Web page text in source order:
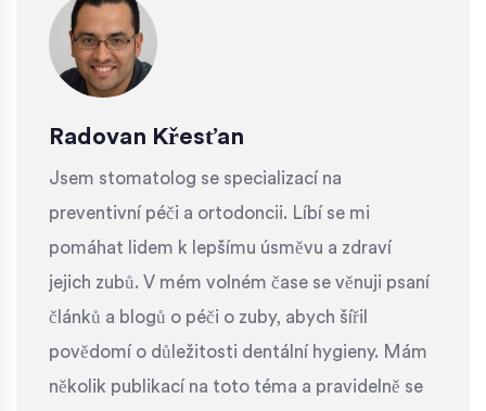
Radovan Křesťan
Jsem stomatolog se specializací na
preventivní péči a ortodoncii. Líbí se mi
pomáhat lidem k lepšímu úsměvu a zdraví
jejich zubů. V mém volném čase se věnuji psaní
článků a blogů o péči o zuby, abych šířil
povědomí o důležitosti dentální hygieny. Mám
několik publikací na toto téma a pravidelně se